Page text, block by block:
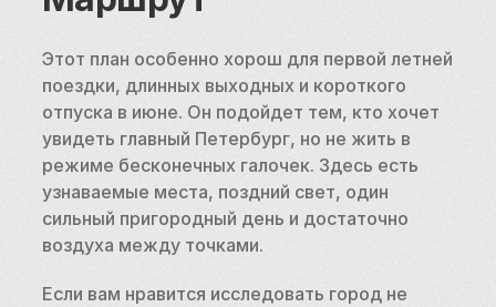
Этот план особенно хорош для первой летней
поездки, длинных выходных и короткого
отпуска в июне. Он подойдет тем, кто хочет
увидеть главный Петербург, но не жить в
режиме бесконечных галочек. Здесь есть
узнаваемые места, поздний свет, один
сильный пригородный день и достаточно
воздуха между точками.
Если вам нравится исследовать город не